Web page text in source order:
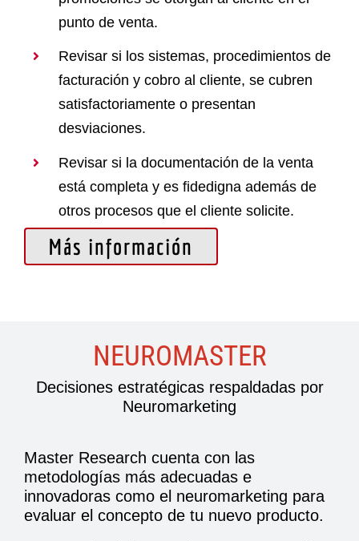
punto de venta.
Revisar si los sistemas, procedimientos de
facturación y cobro al cliente, se cubren
satisfactoriamente o presentan
desviaciones.
Revisar si la documentación de la venta
está completa y es fidedigna además de
otros procesos que el cliente solicite.
Más información
NEUROMASTER
Decisiones estratégicas respaldadas por
Neuromarketing
Master Research cuenta con las
metodologías más adecuadas e
innovadoras como el neuromarketing para
evaluar el concepto de tu nuevo producto.